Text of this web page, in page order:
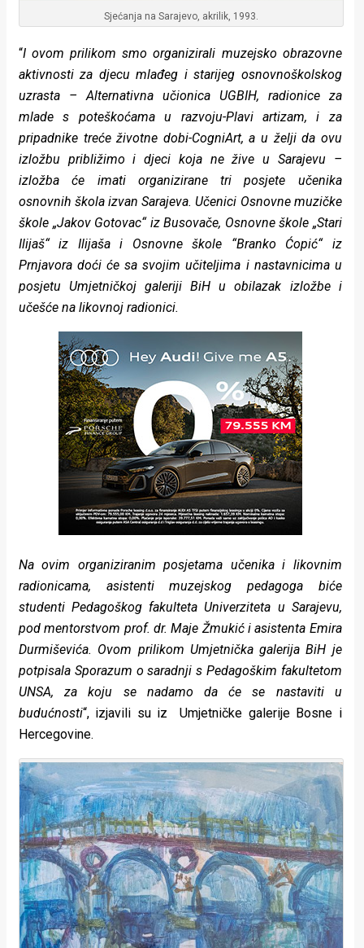
Sjećanja na Sarajevo, akrilik, 1993.
“I ovom prilikom smo organizirali muzejsko obrazovne
aktivnosti za djecu mlađeg i starijeg osnovnoškolskog
uzrasta – Alternativna učionica UGBIH, radionice za
mlade s poteškoćama u razvoju-Plavi artizam, i za
pripadnike treće životne dobi-CogniArt, a u želji da ovu
izložbu približimo i djeci koja ne žive u Sarajevu –
izložba će imati organizirane tri posjete učenika
osnovnih škola izvan Sarajeva. Učenici Osnovne muzičke
škole „Jakov Gotovac“ iz Busovače, Osnovne škole „Stari
Ilijaš“ iz Ilijaša i Osnovne škole “Branko Ćopić“ iz
Prnjavora doći će sa svojim učiteljima i nastavnicima u
posjetu Umjetničkoj galeriji BiH u obilazak izložbe i
učešće na likovnoj radionici.
Na ovim organiziranim posjetama učenika i likovnim
radionicama, asistenti muzejskog pedagoga biće
studenti Pedagoškog fakulteta Univerziteta u Sarajevu,
pod mentorstvom prof. dr. Maje Žmukić i asistenta Emira
Durmiševića. Ovom prilikom Umjetnička galerija BiH je
potpisala Sporazum o saradnji s Pedagoškim fakultetom
UNSA, za koju se nadamo da će se nastaviti u
budućnosti“, izjavili su iz Umjetničke galerije Bosne i
Hercegovine.